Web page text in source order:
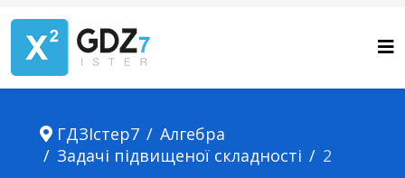
ГДЗІстер7
Алгебра
Задачі підвищеної складності
2